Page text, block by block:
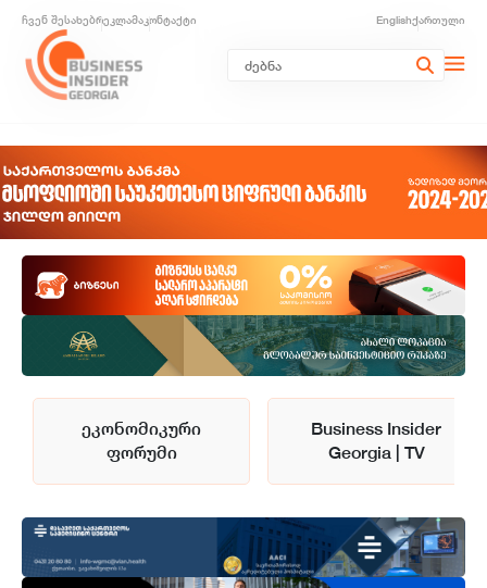
ჩვენ შესახებრეკლამაკონტაქტი Englishქართული
ეკონომიკური
ფორუმი
Business Insider
Georgia | TV